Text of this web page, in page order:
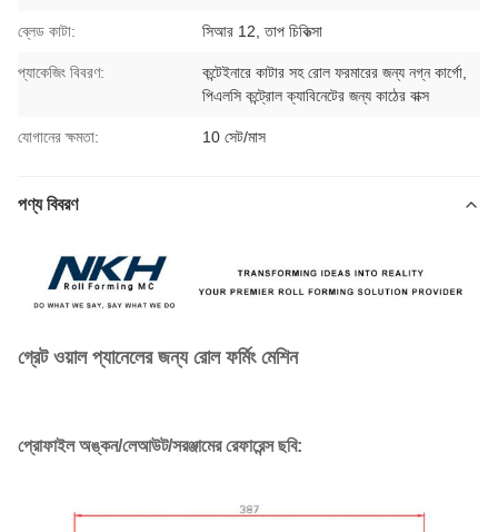
ব্লেড কাটা: সিআর 12, তাপ চিকিত্সা
প্যাকেজিং বিবরণ:
কন্টেইনারে কাটার সহ রোল ফরমারের জন্য নগ্ন কার্গো,
পিএলসি কন্ট্রোল ক্যাবিনেটের জন্য কাঠের বাক্স
যোগানের ক্ষমতা: 10 সেট/মাস
পণ্য বিবরণ
গ্রেট ওয়াল প্যানেলের জন্য রোল ফর্মিং মেশিন
প্রোফাইল অঙ্কন/লেআউট/সরঞ্জামের রেফারেন্স ছবি: